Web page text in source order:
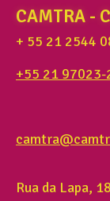
CAMTRA -
+ 55 21 2544
+55 21 97023-
Rua da Lapa,